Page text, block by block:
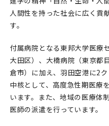
人間性を持った社会に広く貢
す。
付属病院となる東邦大学医療
大田区）、大橋病院（東京都
倉市）に加え、羽田空港に2
中核として、高度急性期医療
います。また、地域の医療体
医師の派遣を行っています。